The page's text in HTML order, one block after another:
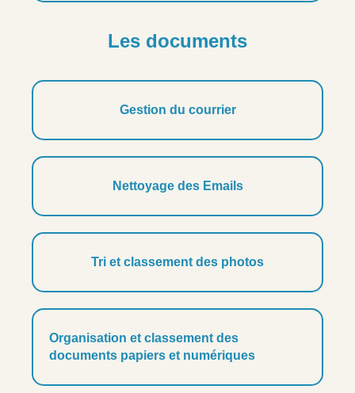
Les documents
Gestion du courrier
Nettoyage des Emails
Tri et classement des photos
Organisation et classement des
documents papiers et numériques